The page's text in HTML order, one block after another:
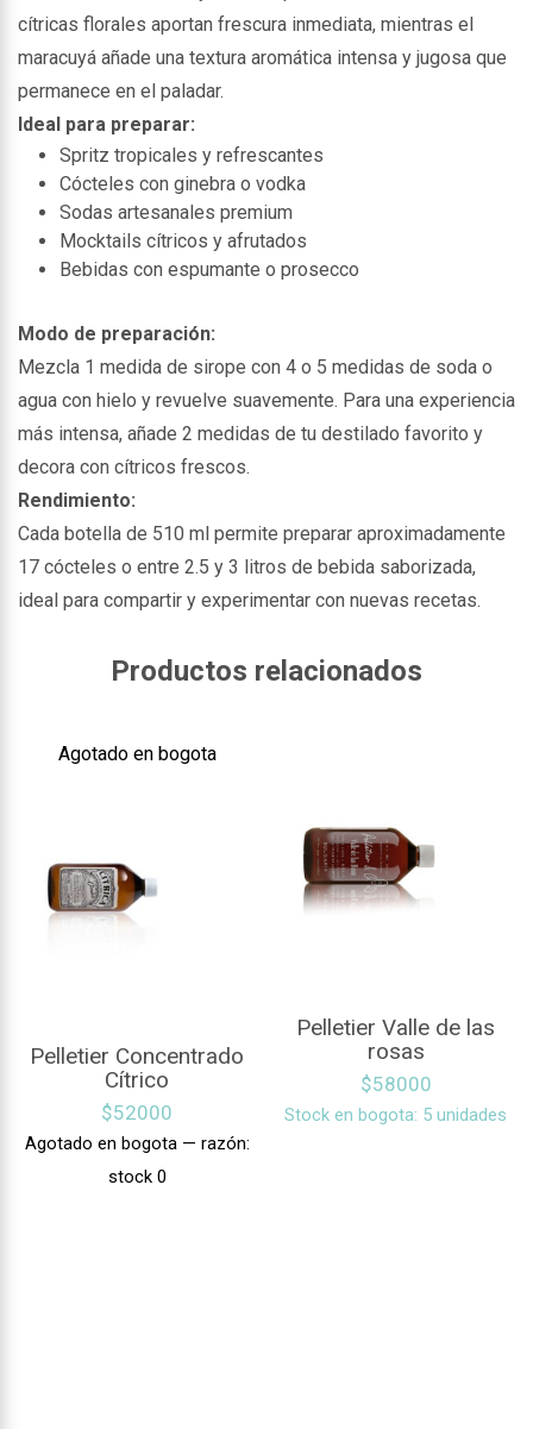
cítricas florales aportan frescura inmediata, mientras el
maracuyá añade una textura aromática intensa y jugosa que
permanece en el paladar.
Ideal para preparar:
Spritz tropicales y refrescantes
Cócteles con ginebra o vodka
Sodas artesanales premium
Mocktails cítricos y afrutados
Bebidas con espumante o prosecco
Modo de preparación:
Mezcla 1 medida de sirope con 4 o 5 medidas de soda o
agua con hielo y revuelve suavemente. Para una experiencia
más intensa, añade 2 medidas de tu destilado favorito y
decora con cítricos frescos.
Rendimiento:
Cada botella de 510 ml permite preparar aproximadamente
17 cócteles o entre 2.5 y 3 litros de bebida saborizada,
ideal para compartir y experimentar con nuevas recetas.
Productos relacionados
Agotado en bogota
Pelletier Concentrado
Cítrico
$52000
Agotado en bogota — razón:
stock 0
Pelletier Valle de las
rosas
$58000
Stock en bogota: 5 unidades